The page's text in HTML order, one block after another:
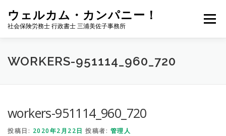
ウェルカム・カンパニー！
社会保険労務士 行政書士 三浦美佐子事務所
メニュー
ホーム サービス内容 事務所案内 NEWS
WORKERS-951114_960_720
workers-951114_960_720
投稿日: 2020年2月22日 投稿者: 管理人